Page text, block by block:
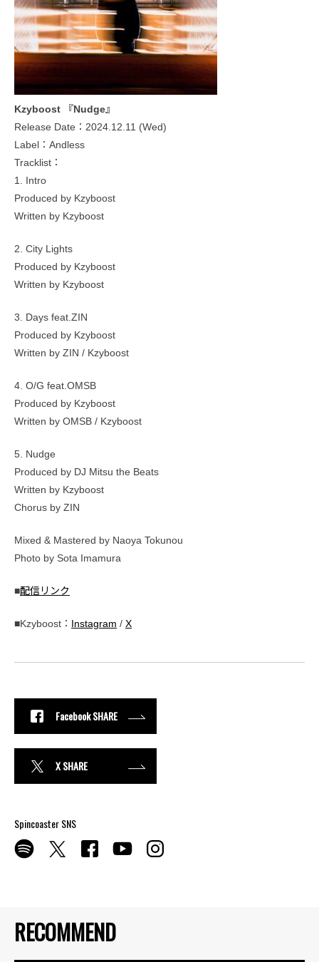
RECOMMEND
Kzyboost 『Nudge』
Release Date：2024.12.11 (Wed)
Label：Andless
Tracklist：
1. Intro
Produced by Kzyboost
Written by Kzyboost
2. City Lights
Produced by Kzyboost
Written by Kzyboost
3. Days feat.ZIN
Produced by Kzyboost
Written by ZIN / Kzyboost
4. O/G feat.OMSB
Produced by Kzyboost
Written by OMSB / Kzyboost
5. Nudge
Produced by DJ Mitsu the Beats
Written by Kzyboost
Chorus by ZIN
Mixed & Mastered by Naoya Tokunou
Photo by Sota Imamura
■配信リンク
■Kzyboost： Instagram / X
Facebook SHARE
X SHARE
Spincoaster SNS